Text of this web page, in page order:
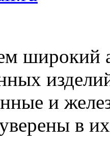
широкий
и
в их